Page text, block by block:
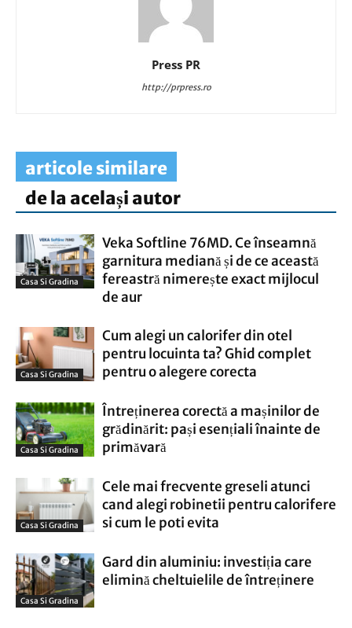
Press PR
http://prpress.ro
articole similare
de la același autor
Casa Si Gradina
Veka Softline 76MD. Ce înseamnă
garnitura mediană și de ce această
fereastră nimerește exact mijlocul
de aur
Casa Si Gradina
Cum alegi un calorifer din otel
pentru locuinta ta? Ghid complet
pentru o alegere corecta
Casa Si Gradina
Întreținerea corectă a mașinilor de
grădinărit: pași esențiali înainte de
primăvară
Casa Si Gradina
Cele mai frecvente greseli atunci
cand alegi robinetii pentru calorifere
si cum le poti evita
Casa Si Gradina
Gard din aluminiu: investiția care
elimină cheltuielile de întreținere